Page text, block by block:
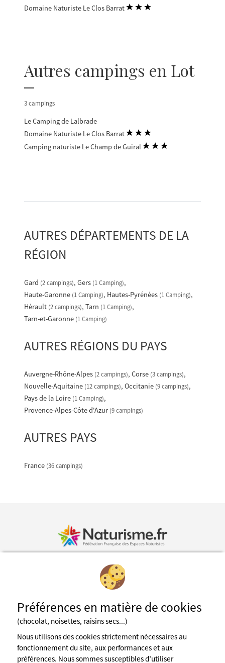
Domaine Naturiste Le Clos Barrat
Autres campings en Lot
3 campings
Le Camping de Lalbrade
Domaine Naturiste Le Clos Barrat
Camping naturiste Le Champ de Guiral
AUTRES DÉPARTEMENTS DE LA
RÉGION
Gard (2 campings) Gers (1 Camping)
Haute-Garonne (1 Camping) Hautes-Pyrénées (1 Camping)
Hérault (2 campings) Tarn (1 Camping)
Tarn-et-Garonne (1 Camping)
AUTRES RÉGIONS DU PAYS
Auvergne-Rhône-Alpes (2 campings) Corse (3 campings)
Nouvelle-Aquitaine (12 campings) Occitanie (9 campings)
Pays de la Loire (1 Camping)
Provence-Alpes-Côte d'Azur (9 campings)
AUTRES PAYS
France (36 campings)
Inscription à la newsletter
Fédération des espaces naturistes
Mentions légales
CGU du site
Cookies
Charte de confidentialité
Espace presse
Préférences en matière de cookies
(chocolat, noisettes, raisins secs...)
Nous utilisons des cookies strictement nécessaires au
fonctionnement du site, aux performances et aux
préférences. Nous sommes susceptibles d’utiliser